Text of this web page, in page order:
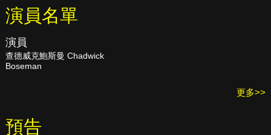
演員名單
演員
查德威克鮑斯曼 Chadwick
Boseman
更多>>
預告